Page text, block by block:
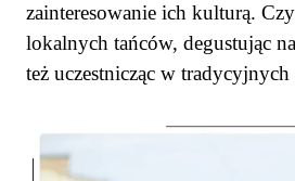
zainteresowanie ich kulturą.
lokalnych tańców, degustując
też uczestnicząc w tradycyjnych